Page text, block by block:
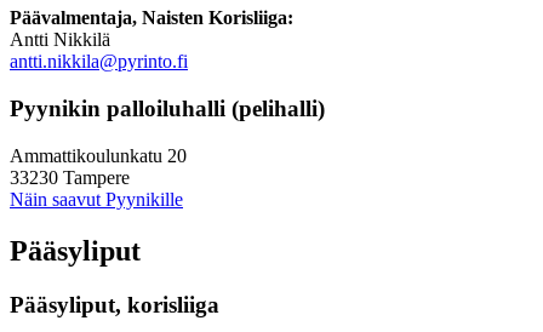
Päävalmentaja, Naisten Korisliiga:
Antti Nikkilä
antti.nikkila@pyrinto.fi
Pyynikin palloiluhalli (pelihalli)
Ammattikoulunkatu 20
33230 Tampere
Näin saavut Pyynikille
Pääsyliput
Pääsyliput, korisliiga